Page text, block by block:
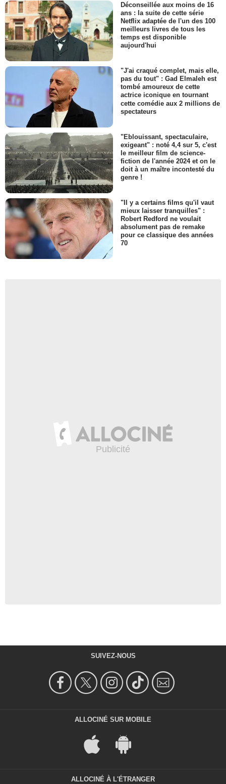
Déconseillée aux moins de 16
ans : la suite de cette série
Netflix adaptée de l'un des 100
meilleurs livres de tous les
temps est disponible
aujourd'hui
"J'ai craqué complet, mais elle,
pas du tout" : Gad Elmaleh est
tombé amoureux de cette
actrice iconique en tournant
cette comédie aux 2 millions de
spectateurs
"Eblouissant, spectaculaire,
exigeant" : noté 4,4 sur 5, c'est
le meilleur film de science-
fiction de l'année 2024 et on le
doit à un maître incontesté du
genre !
"Il y a certains films qu'il vaut
mieux laisser tranquilles" :
Robert Redford ne voulait
absolument pas de remake
pour ce classique des années
70
SUIVEZ-NOUS
ALLOCINÉ SUR MOBILE
ALLOCINÉ À L'ÉTRANGER